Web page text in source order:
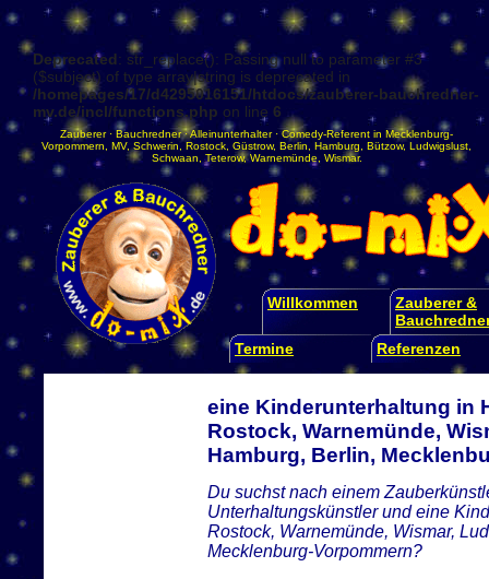
Deprecated: str_replace(): Passing null to parameter #3
($subject) of type array|string is deprecated in
/homepages/17/d4295016151/htdocs/zauberer-bauchredner-
mv.de/incl/functions.php on line 6
Zauberer·Bauchredner·Alleinunterhalter· Comedy-Referent in Mecklenburg-
Vorpommern
MV, Schwerin Rostock Güstrow, Berlin Hamburg Bützow, Ludwigslust
Schwaan ,Teterow,Warnemünde Wismar.
Willkommen
Zauberer &
Termine
Referenzen
eine Kinderunterhaltung in
Rostock, Warnemünde,
Hamburg, Berlin,
Du suchst nach einem
Unterhaltungskünstler und eine
Rostock, Warnemünde, Wismar,
Mecklenburg-Vorpommern?